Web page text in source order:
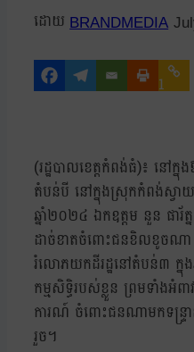
BRANDMEDIA
1
(រដ្ឋបាលខេត្តកំពង់ធំ)៖ នៅក្
តំបន់បី នៅក្នុងស្រុកកំពង់ស្វាយ
ឆ្នាំ២០២៤ ឯកឧត្តម នួន ផារ័
ដាច់ខាតចំពោះជនខិលខូចណា
រំលោភយកដីរដ្ឋនៅតំបន់៣ ក្នុង
កម្មសិទ្ធិរបស់ខ្លួន ព្រមទាំងអំព
ការណ៍ ចំពោះជនណាមកទន្ទ្
រួច។